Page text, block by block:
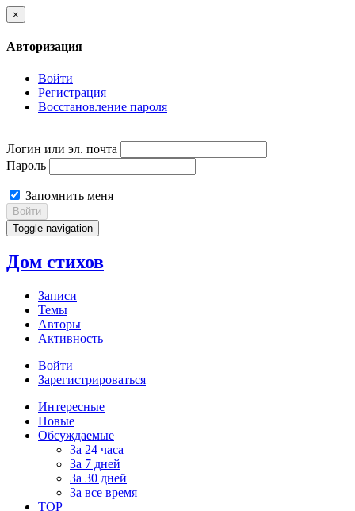
×
Авторизация
Войти
Регистрация
Восстановление пароля
Логин или эл. почта
Пароль
Запомнить меня
Войти
Toggle navigation
Дом стихов
Записи
Темы
Авторы
Активность
Войти
Зарегистрироваться
Интересные
Новые
Обсуждаемые
За 24 часа
За 7 дней
За 30 дней
За все время
TOP